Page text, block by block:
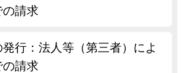
の請求
行：法人等（第三者）によ
の請求